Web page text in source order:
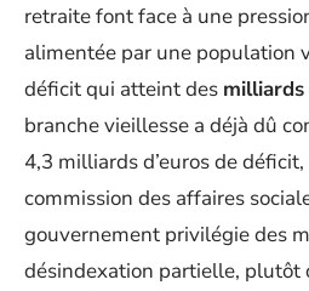
retraite font face à une
alimentée par une population
déficit qui atteint des milliards
branche vieillesse a déjà dû
4,3 milliards d’euros de
commission des affaires
gouvernement privilégie des
désindexation partielle, plutôt